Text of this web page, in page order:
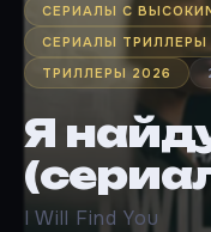
СЕРИАЛЫ С
СЕРИАЛЫ ТРИЛЛЕРЫ
ТРИЛЛЕРЫ 2026
Я
I Will Find You